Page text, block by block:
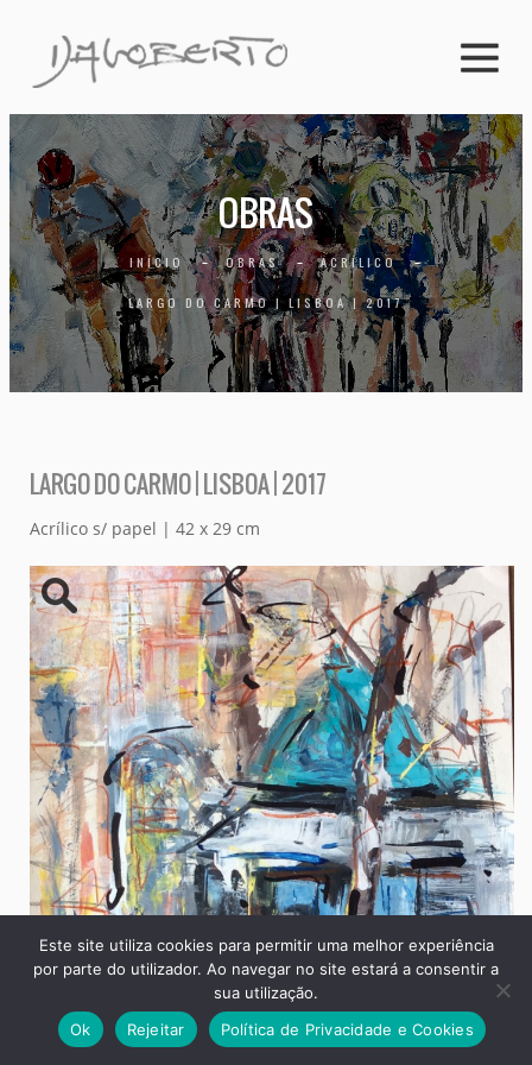
OBRAS
INÍCIO OBRAS ACRÍLICO
LARGO DO CARMO | LISBOA | 2017
LARGO DO CARMO | LISBOA | 2017
Acrílico s/ papel | 42 x 29 cm
Este site utiliza cookies para permitir uma melhor experiência
por parte do utilizador. Ao navegar no site estará a consentir a
sua utilização.
Ok
Rejeitar Política de Privacidade e Cookies